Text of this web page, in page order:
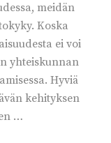
meidän
Koska
ei voi
yhteiskunnan
Hyviä
kehityksen
…